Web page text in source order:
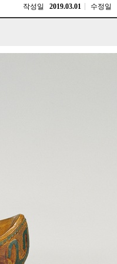
작성일 2019.03.01 수정일